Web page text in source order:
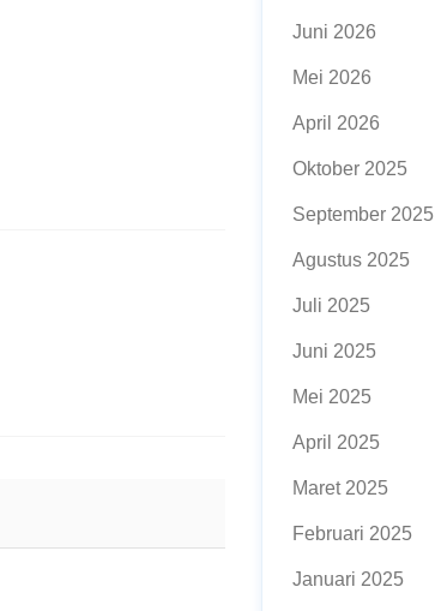
Juni 2026
Mei 2026
April 2026
Oktober 2025
September 2025
Agustus 2025
Juli 2025
Juni 2025
Mei 2025
April 2025
Maret 2025
Februari 2025
Januari 2025